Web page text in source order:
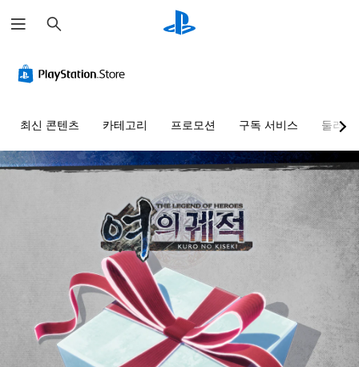
색
최신 콘텐츠 카테고리 프로모션 구독 서비스 둘러보